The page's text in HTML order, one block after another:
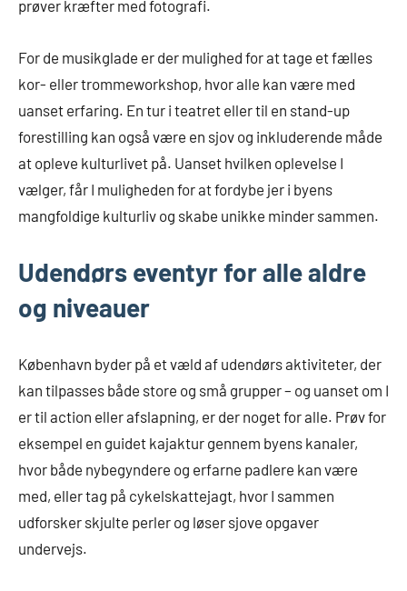
prøver kræfter med fotografi.
For de musikglade er der mulighed for at tage et fælles
kor- eller trommeworkshop, hvor alle kan være med
uanset erfaring. En tur i teatret eller til en stand-up
forestilling kan også være en sjov og inkluderende måde
at opleve kulturlivet på. Uanset hvilken oplevelse I
vælger, får I muligheden for at fordybe jer i byens
mangfoldige kulturliv og skabe unikke minder sammen.
Udendørs eventyr for alle aldre
og niveauer
København byder på et væld af udendørs aktiviteter, der
kan tilpasses både store og små grupper – og uanset om I
er til action eller afslapning, er der noget for alle. Prøv for
eksempel en guidet kajaktur gennem byens kanaler,
hvor både nybegyndere og erfarne padlere kan være
med, eller tag på cykelskattejagt, hvor I sammen
udforsker skjulte perler og løser sjove opgaver
undervejs.